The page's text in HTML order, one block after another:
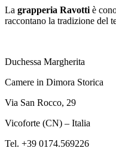
La grapperia Ravotti è
raccontano la tradizione del
Duchessa Margherita
Camere in Dimora Storica
Via San Rocco, 29
Vicoforte (CN) – Italia
Tel. +39 0174.569226